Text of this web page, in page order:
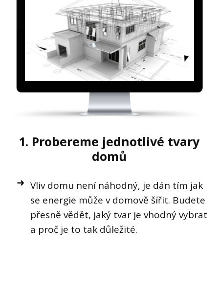
1. Probereme jednotlivé tvary
domů
Vliv domu není náhodný, je dán tím jak
se energie může v domově šířit. Budete
přesně vědět, jaký tvar je vhodný vybrat
a proč je to tak důležité.